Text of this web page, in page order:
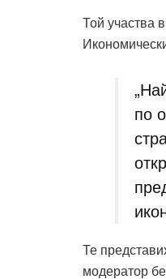
Той участва
по
Те
модератор